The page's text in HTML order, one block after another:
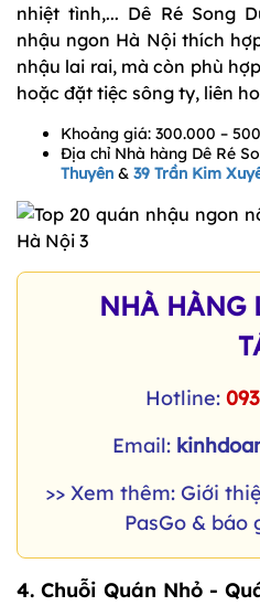
nhiệt tình,... Dê Ré Song
nhậu ngon Hà Nội thích
nhậu lai rai, mà còn phù
hoặc đặt tiệc sông ty, liên
Khoảng giá: 300.000 –
Địa chỉ Nhà hàng Dê Ré
Thuyên & 39 Trần Kim
NHÀ HÀNG
Hotline:
Email:
>> Xem thêm: Giới
PasGo & báo
4. Chuỗi Quán Nhỏ -